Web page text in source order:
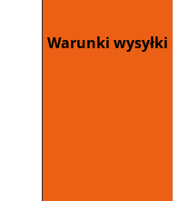
Warunki wysyłki